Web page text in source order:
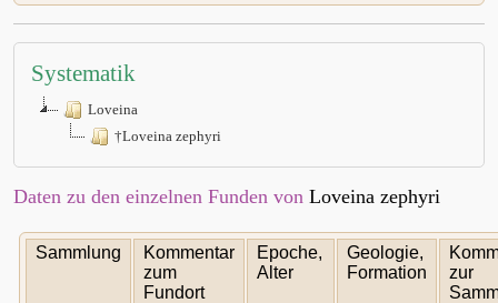
Systematik
Loveina
†Loveina zephyri
Daten zu den einzelnen Funden von Loveina zephyri
Sammlung
Kommentar
zum
Fundort
Epoche,
Alter
Geologie,
Formation
zur